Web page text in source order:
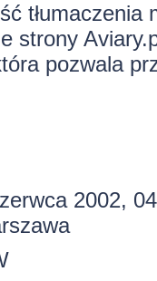
strony
pozwala
2002,